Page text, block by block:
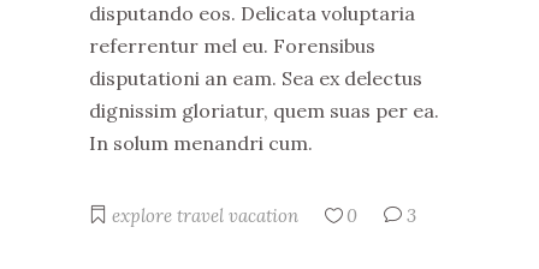
disputando eos. Delicata voluptaria
referrentur mel eu. Forensibus
disputationi an eam. Sea ex delectus
dignissim gloriatur, quem suas per ea.
In solum menandri cum.
explore travel vacation 0 3